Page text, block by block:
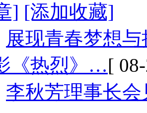
] [添加收藏]
展现青春梦想
《热烈》…[
李秋芳理事长